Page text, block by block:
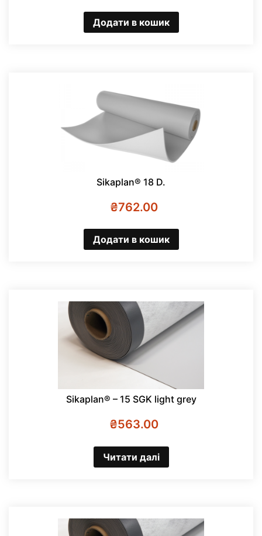
Додати в кошик
Sikaplan® 18 D.
₴762.00
Додати в кошик
Sikaplan® – 15 SGK light grey
₴563.00
Читати далі